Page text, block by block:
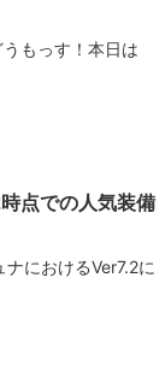
もっす！本日は
点での人気装備
におけるVer7.2に